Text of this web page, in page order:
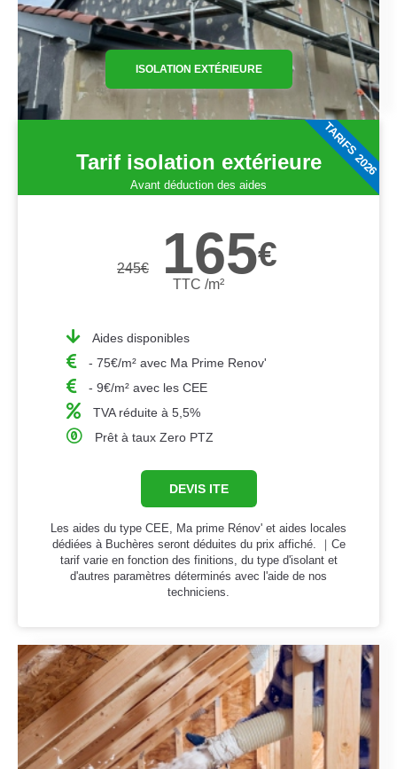
ISOLATION EXTÉRIEURE
Tarif isolation extérieure
Avant déduction des aides
245€ 165€
TTC /m²
Aides disponibles
- 75€/m² avec Ma Prime Renov'
- 9€/m² avec les CEE
TVA réduite à 5,5%
Prêt à taux Zero PTZ
DEVIS ITE
Les aides du type CEE, Ma prime Rénov' et aides locales
dédiées à Buchères seront déduites du prix affiché. ｜Ce
tarif varie en fonction des finitions, du type d'isolant et
d'autres paramètres déterminés avec l'aide de nos
techniciens.
TARIFS 2026